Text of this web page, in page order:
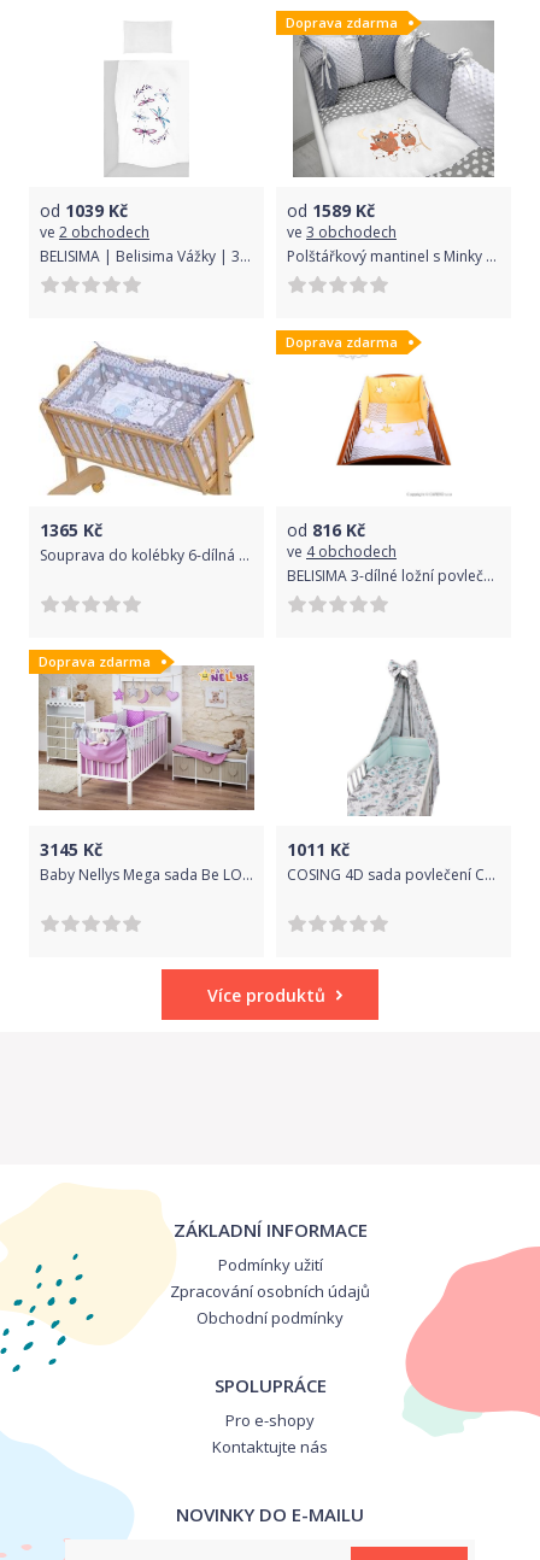
od 1039 Kč
ve 2 obchodech
BELISIMA | Belisima Vážky | 3-dílné ložní povlečení Belisima Vážky 100/135 | Bílá |
Doprava zdarma
od 1589 Kč
ve 3 obchodech
Polštářkový mantinel s Minky s povlečením s vyšívkou - šedá,bílá,srdíčka - Sovičky.
1365 Kč
Souprava do kolébky 6-dílná - GUSTO sloníci modrá - Scarlett
Doprava zdarma
od 816 Kč
ve 4 obchodech
BELISIMA 3-dílné ložní povlečení Belisima Hvězdička 100/135 žluté
Doprava zdarma
3145 Kč
Baby Nellys Mega sada Be LOVE - Fialová/šedá
1011 Kč
COSING 4D sada povlečení COMFORT - Květy mátová
Více produktů
ZÁKLADNÍ INFORMACE
Podmínky užití
Zpracování osobních údajů
Obchodní podmínky
SPOLUPRÁCE
Pro e-shopy
Kontaktujte nás
NOVINKY DO E-MAILU